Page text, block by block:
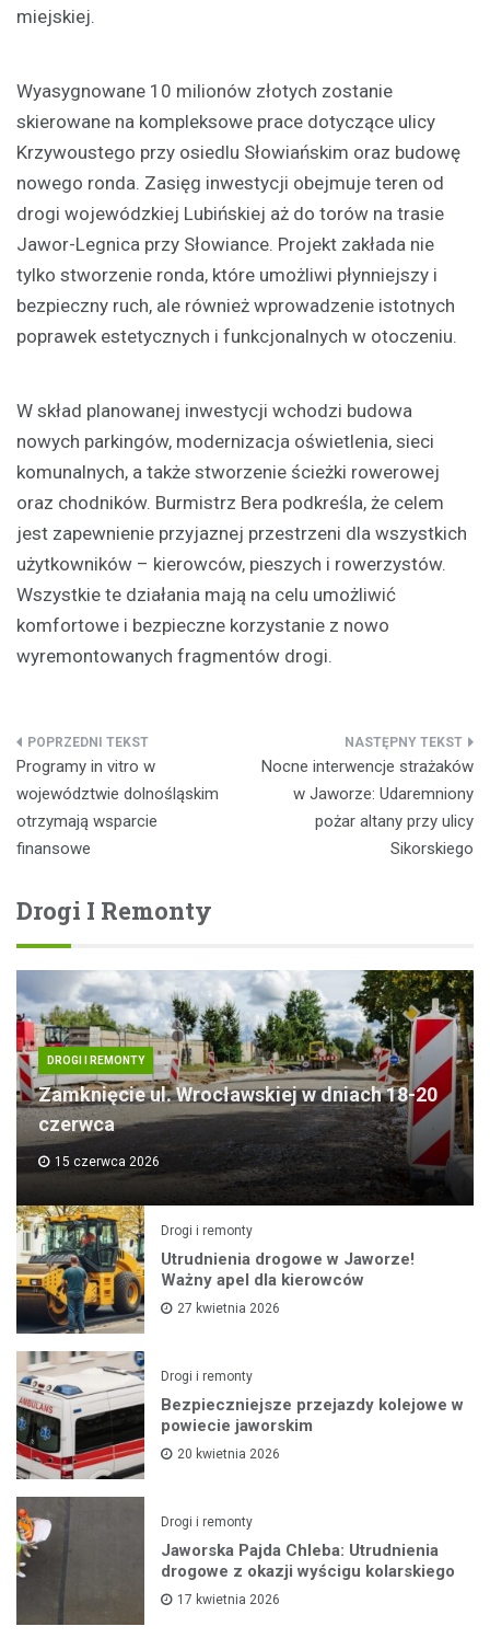
miejskiej.
Wyasygnowane 10 milionów złotych zostanie
skierowane na kompleksowe prace dotyczące ulicy
Krzywoustego przy osiedlu Słowiańskim oraz budowę
nowego ronda. Zasięg inwestycji obejmuje teren od
drogi wojewódzkiej Lubińskiej aż do torów na trasie
Jawor-Legnica przy Słowiance. Projekt zakłada nie
tylko stworzenie ronda, które umożliwi płynniejszy i
bezpieczny ruch, ale również wprowadzenie istotnych
poprawek estetycznych i funkcjonalnych w otoczeniu.
W skład planowanej inwestycji wchodzi budowa
nowych parkingów, modernizacja oświetlenia, sieci
komunalnych, a także stworzenie ścieżki rowerowej
oraz chodników. Burmistrz Bera podkreśla, że celem
jest zapewnienie przyjaznej przestrzeni dla wszystkich
użytkowników – kierowców, pieszych i rowerzystów.
Wszystkie te działania mają na celu umożliwić
komfortowe i bezpieczne korzystanie z nowo
wyremontowanych fragmentów drogi.
Nawigacja
wpisu
Programy in vitro w
województwie dolnośląskim
otrzymają wsparcie
finansowe
Nocne interwencje strażaków
w Jaworze: Udaremniony
pożar altany przy ulicy
Sikorskiego
Drogi I Remonty
DROGI I REMONTY
Zamknięcie ul. Wrocławskiej w dniach 18-20
czerwca
15 czerwca 2026
Drogi i remonty
Utrudnienia drogowe w Jaworze!
Ważny apel dla kierowców
27 kwietnia 2026
Drogi i remonty
Bezpieczniejsze przejazdy kolejowe w
powiecie jaworskim
20 kwietnia 2026
Drogi i remonty
Jaworska Pajda Chleba: Utrudnienia
drogowe z okazji wyścigu kolarskiego
17 kwietnia 2026